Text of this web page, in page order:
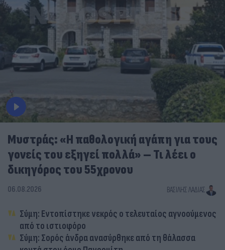
Μυστράς: «Η παθολογική αγάπη για τους
γονείς του εξηγεί πολλά» – Τι λέει ο
δικηγόρος του 55χρονου
06.08.2026 ΒΑΣΊΛΗΣ ΛΑΔΙΆΣ
Σύμη: Εντοπίστηκε νεκρός ο τελευταίος αγνοούμενος
από το ιστιοφόρο
Σύμη: Σορός άνδρα ανασύρθηκε από τη θάλασσα